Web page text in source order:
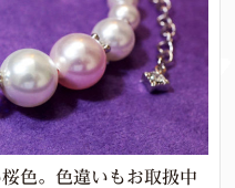
色。色違いもお取扱中